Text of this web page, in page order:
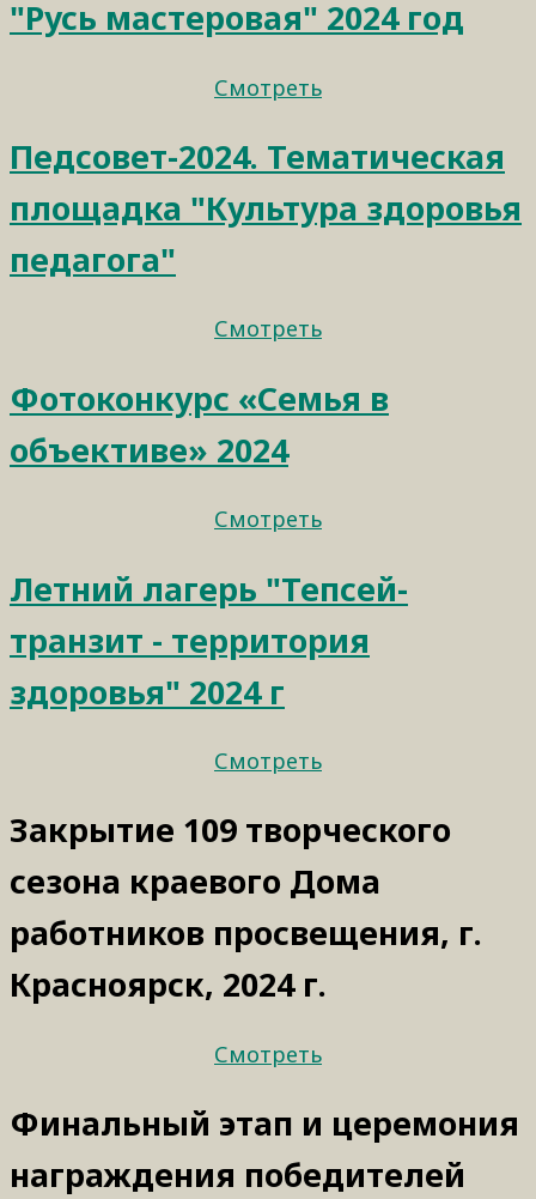
"Русь мастеровая" 2024 год
Смотреть
Педсовет-2024. Тематическая
площадка "Культура здоровья
педагога"
Смотреть
Фотоконкурс «Семья в
объективе» 2024
Смотреть
Летний лагерь "Тепсей-
транзит - территория
здоровья" 2024 г
Смотреть
Закрытие 109 творческого
сезона краевого Дома
работников просвещения, г.
Красноярск, 2024 г.
Смотреть
Финальный этап и церемония
награждения победителей